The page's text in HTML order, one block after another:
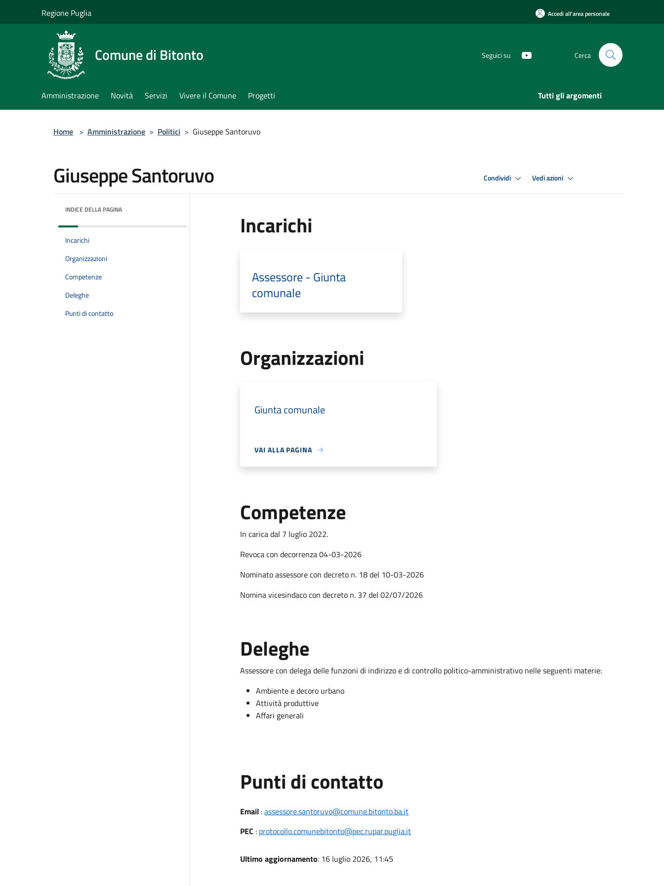
Regione Puglia Accedi all'area personale
Comune di Bitonto Seguici su Cerca
Amministrazione Novità Servizi Vivere il Comune Progetti Tutti gli argomenti
Home > Amministrazione > Politici > Giuseppe Santoruvo
Giuseppe Santoruvo Condividi Vedi azioni
INDICE DELLA PAGINA
Incarichi
Organizzazioni
Competenze
Deleghe
Punti di contatto
Incarichi
Assessore - Giunta
comunale
Organizzazioni
Giunta comunale
VAI ALLA PAGINA
Competenze
In carica dal 7 luglio 2022.
Revoca con decorrenza 04-03-2026
Nominato assessore con decreto n. 18 del 10-03-2026
Nomina vicesindaco con decreto n. 37 del 02/07/2026
Deleghe
Assessore con delega delle funzioni di indirizzo e di controllo politico-amministrativo nelle seguenti materie:
Ambiente e decoro urbano
Attività produttive
Affari generali
Punti di contatto
Email :assessore.santoruvo@comune.bitonto.ba.it
PEC : protocollo.comunebitonto@pec.rupar.puglia.it
Ultimo aggiornamento: 16 luglio 2026, 11:45